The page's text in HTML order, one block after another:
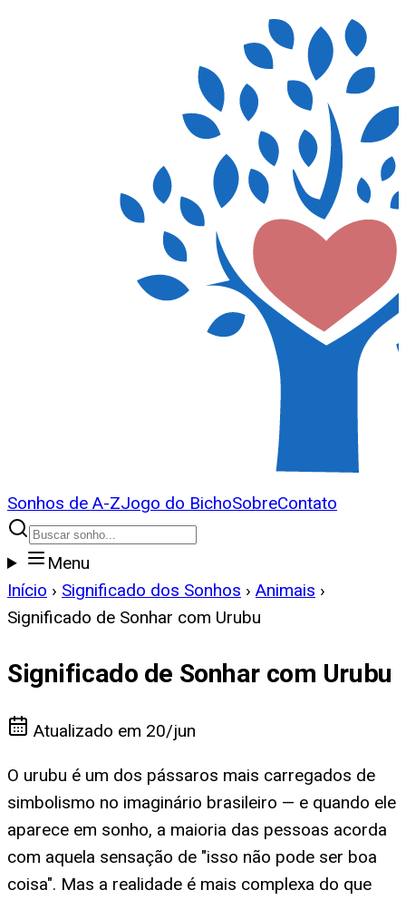
Sonhos de A-ZJogo do BichoSobreContato
Menu
Início › Significado dos Sonhos › Animais ›
Significado de Sonhar com Urubu
Significado de Sonhar com Urubu
Atualizado em 20/jun
O urubu é um dos pássaros mais carregados de
simbolismo no imaginário brasileiro — e quando ele
aparece em sonho, a maioria das pessoas acorda
com aquela sensação de "isso não pode ser boa
coisa". Mas a realidade é mais complexa do que